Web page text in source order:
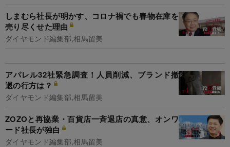
しまむら社長が明かす、コロナ禍でも春物在庫を
売り尽くせた理由
ダイヤモンド編集部,相馬留美
アパレル32社緊急調査！人員削減、ブランド撤
退の行方は？
ダイヤモンド編集部,相馬留美
ZOZOと再協業・百貨店一斉退店の真意、オンワ
ード社長が独白
ダイヤモンド編集部,相馬留美